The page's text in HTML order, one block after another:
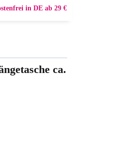
in DE ab 29 €
ca.